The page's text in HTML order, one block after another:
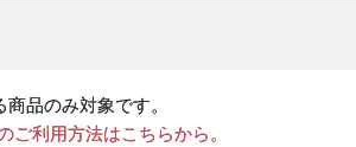
品のみ対象です。
ご利用方法はこちらから。